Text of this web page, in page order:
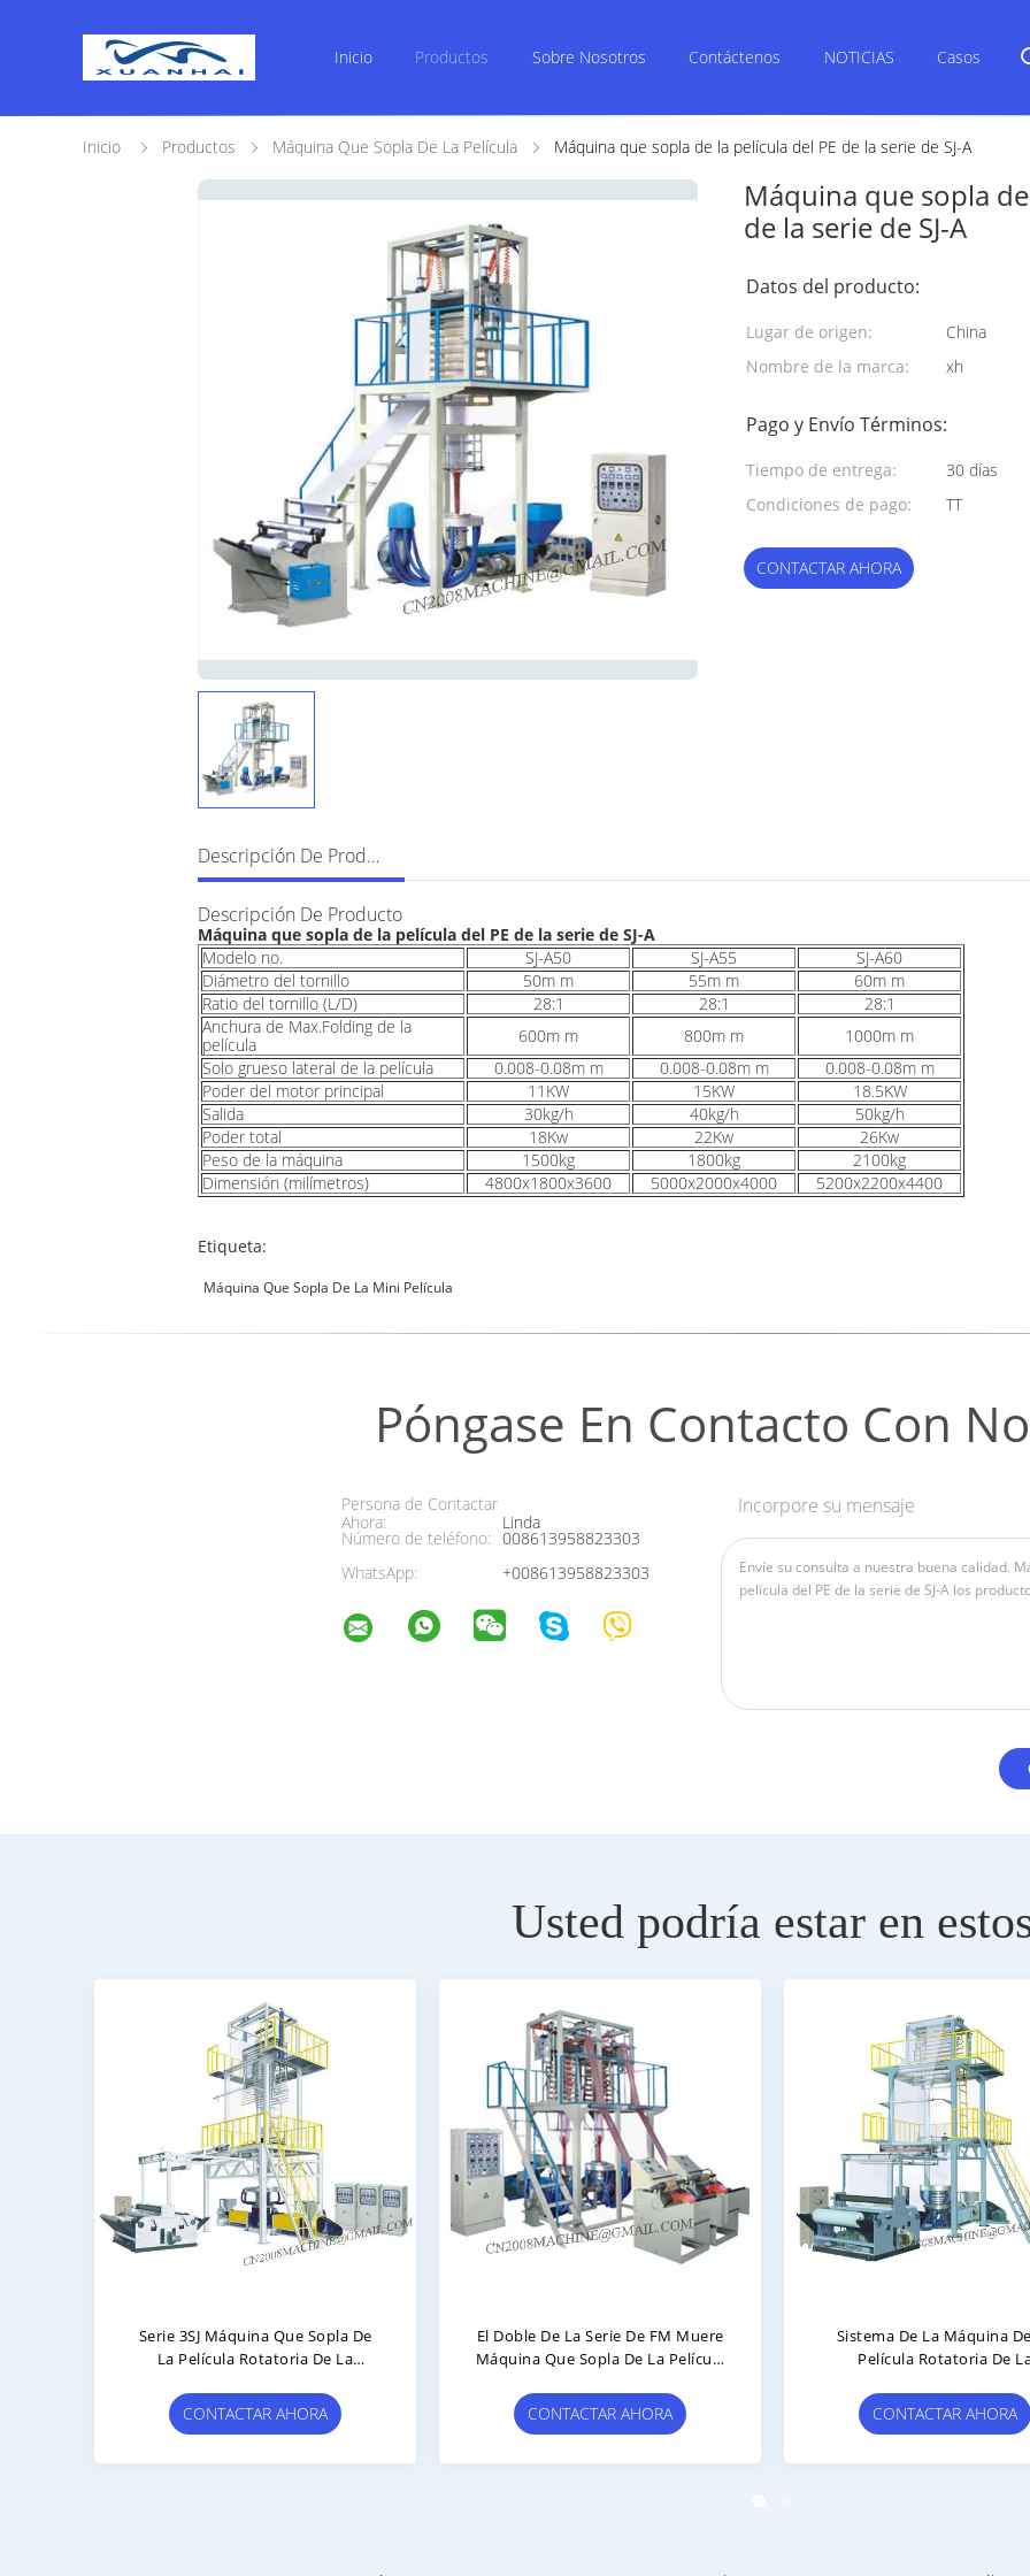
Inicio Productos Sobre Nosotros Contáctenos NOTICIAS Casos
Inicio Productos Máquina Que Sopla De La Película Máquina que sopla de la película del PE de la serie de SJ-A
Máquina que sopla
de la serie de SJ-A
Datos del producto:
Lugar de origen:
China
Nombre de la marca:
xh
Pago y Envío Términos:
Tiempo de entrega:
30 días
Condiciones de pago:
TT
CONTACTAR AHORA
Descripción De Producto
Descripción De Producto
Máquina que sopla de la película del PE de la serie de SJ-A
Modelo no.
SJ-A50 SJ-A55
SJ-A60
Diámetro del tornillo
50m m 55m m
60m m
Ratio del tornillo (L/D)
28:1 28:1
28:1
Anchura de Max.Folding de la
película
600m m 800m m
1000m m
Solo grueso lateral de la película
0.008-0.08m m 0.008-0.08m m
0.008-0.08m m
Poder del motor principal
11KW 15KW
18.5KW
Salida
30kg/h 40kg/h
50kg/h
Poder total
18Kw 22Kw
26Kw
Peso de la máquina
1500kg 1800kg
2100kg
Dimensión (milímetros)
4800x1800x3600 5000x2000x4000 5200x2200x4400
Etiqueta:
Máquina Que Sopla De La Mini Película
Póngase En Contacto Con
Persona de Contactar
Ahora:
Linda
Número de teléfono: 008613958823303
WhatsApp:
+008613958823303
Incorpore su mensaje
Usted podría estar en
Serie 3SJ Máquina Que Sopla De
La Película Rotatoria De La
CONTACTAR AHORA
El Doble De La Serie De FM Muere
Máquina Que Sopla De La Película
CONTACTAR AHORA
Sistema De La Máquina
Película Rotatoria De
Tornillos De La Capa Doble
La Serie Que Sopla 2SJ
CONTACTAR AHORA